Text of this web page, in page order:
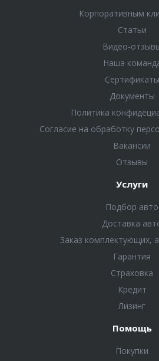
Корпоративным
Статьи
Видео-
Наша
Сертификаты
Документы
Политика
Согласие на обработку
Вакансии
Отзывы
Услуги
Подбор авто
Доставка
Заказ комплектующих,
Гарантия
Страховка
Кредит
Лизинг
Помощь
Покупки